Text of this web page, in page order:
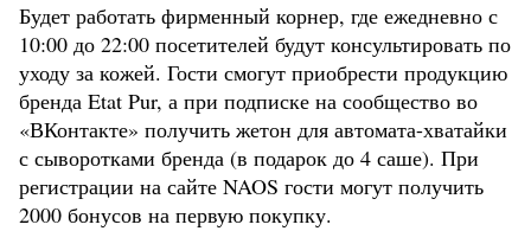
Будет работать фирменный корнер, где ежедневно с
10:00 до 22:00 посетителей будут консультировать по
уходу за кожей. Гости смогут приобрести продукцию
бренда Etat Pur, а при подписке на сообщество во
«ВКонтакте» получить жетон для автомата-хватайки
с сыворотками бренда (в подарок до 4 саше). При
регистрации на сайте NAOS гости могут получить
2000 бонусов на первую покупку.